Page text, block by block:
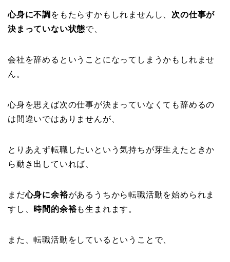
心身に不調 をもたらすかもしれませんし、 次の仕事が
決まっていない状態で、
会社を辞めるということになってしまうかもしれませ
ん。
心身を思えば次の仕事が決まっていなくても辞めるの
は間違いではありませんが、
とりあえず転職したいという気持ちが芽生えたときか
ら動き出していれば、
まだ心身に余裕があるうちから転職活動を始められま
すし、 時間的余裕も生まれます。
また、転職活動をしているということで、